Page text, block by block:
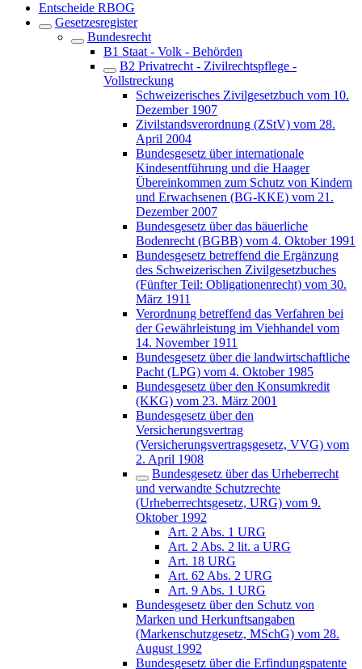
Entscheide RBOG
Gesetzesregister
Bundesrecht
B1 Staat - Volk - Behörden
B2 Privatrecht - Zivilrechtspflege -
Vollstreckung
Schweizerisches Zivilgesetzbuch vom 10.
Dezember 1907
Zivilstandsverordnung (ZStV) vom 28.
April 2004
Bundesgesetz über internationale
Kindesentführung und die Haager
Übereinkommen zum Schutz von Kindern
und Erwachsenen (BG-KKE) vom 21.
Dezember 2007
Bundesgesetz über das bäuerliche
Bodenrecht (BGBB) vom 4. Oktober 1991
Bundesgesetz betreffend die Ergänzung
des Schweizerischen Zivilgesetzbuches
(Fünfter Teil: Obligationenrecht) vom 30.
März 1911
Verordnung betreffend das Verfahren bei
der Gewährleistung im Viehhandel vom
14. November 1911
Bundesgesetz über die landwirtschaftliche
Pacht (LPG) vom 4. Oktober 1985
Bundesgesetz über den Konsumkredit
(KKG) vom 23. März 2001
Bundesgesetz über den
Versicherungsvertrag
(Versicherungsvertragsgesetz, VVG) vom
2. April 1908
Bundesgesetz über das Urheberrecht
und verwandte Schutzrechte
(Urheberrechtsgesetz, URG) vom 9.
Oktober 1992
Art. 2 Abs. 1 URG
Art. 2 Abs. 2 lit. a URG
Art. 18 URG
Art. 62 Abs. 2 URG
Art. 9 Abs. 1 URG
Bundesgesetz über den Schutz von
Marken und Herkunftsangaben
(Markenschutzgesetz, MSchG) vom 28.
August 1992
Bundesgesetz über die Erfindungspatente